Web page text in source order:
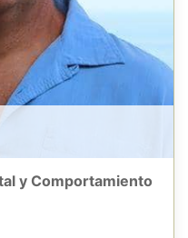
y Comportamiento